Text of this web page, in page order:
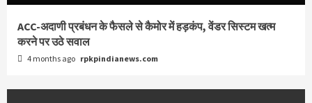
ACC-अदाणी प्रबंधन के फैसले से कैमोर में हड़कंप, वेंडर सिस्टम खत्म
करने पर उठे सवाल
4 months ago rpkpindianews.com